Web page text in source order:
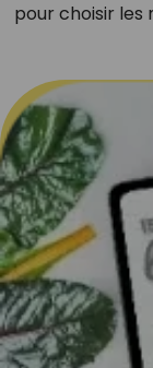
pour choisir les